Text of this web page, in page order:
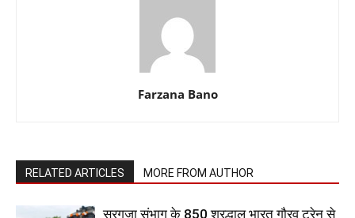
Farzana Bano
RELATED ARTICLES MORE FROM AUTHOR
सरगुजा संभाग के 850 श्रद्धालु भारत गौरव ट्रेन से